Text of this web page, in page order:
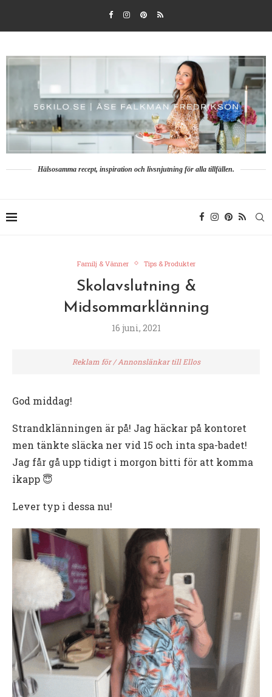
Hälsosamma recept, inspiration och livsnjutning för alla tillfällen.
Familj & Vänner Tips & Produkter
Skolavslutning &
Midsommarklänning
16 juni, 2021
Reklam för / Annonslänkar till Ellos
God middag!
Strandklänningen är på! Jag häckar på kontoret
men tänkte släcka ner vid 15 och inta spa-badet!
Jag får gå upp tidigt i morgon bitti för att komma
ikapp 😇
Lever typ i dessa nu!